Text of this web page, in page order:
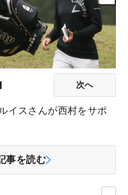
次へ
イスさんが西村をサポ
事を読む